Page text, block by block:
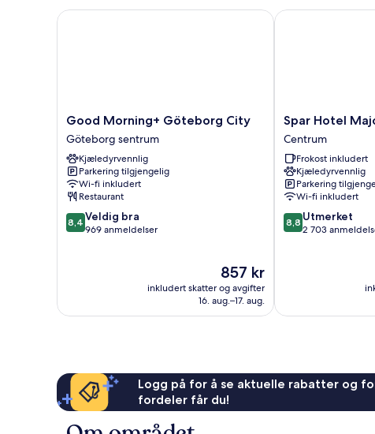
Good
Morning+
Göteborg
City
Göteborg
sentrum
Good Morning+ Göteborg City
Göteborg sentrum
Kjæledyrvennlig
Parkering tilgjengelig
Wi-fi inkludert
Restaurant
8.4
av
8,4 Veldig bra
969 anmeldelser
Prisen
er
857 kr
857 kr
inkludert skatter og avgifter
16. aug.–17. aug.
Good Morning+ Göteborg City
Spar
Hotel
Majorna
Centrum
Spar Hotel
Centrum
Frokost inkludert
Kjæledyrvennlig
Parkering
Wi-fi inkludert
8.8
av
8,8 Utmerket
2 703
Spar Hotel
Logg på for å se aktuelle rabatter og
fordeler får du!